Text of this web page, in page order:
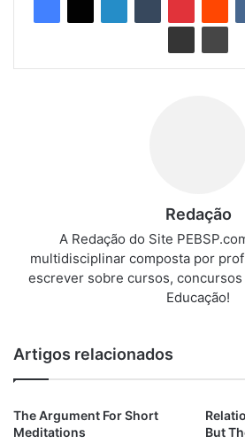
Redação
A Redação do Site
multidisciplinar composta por
escrever sobre cursos,
Educação!
Artigos relacionados
The Argument For Short
Meditations
But